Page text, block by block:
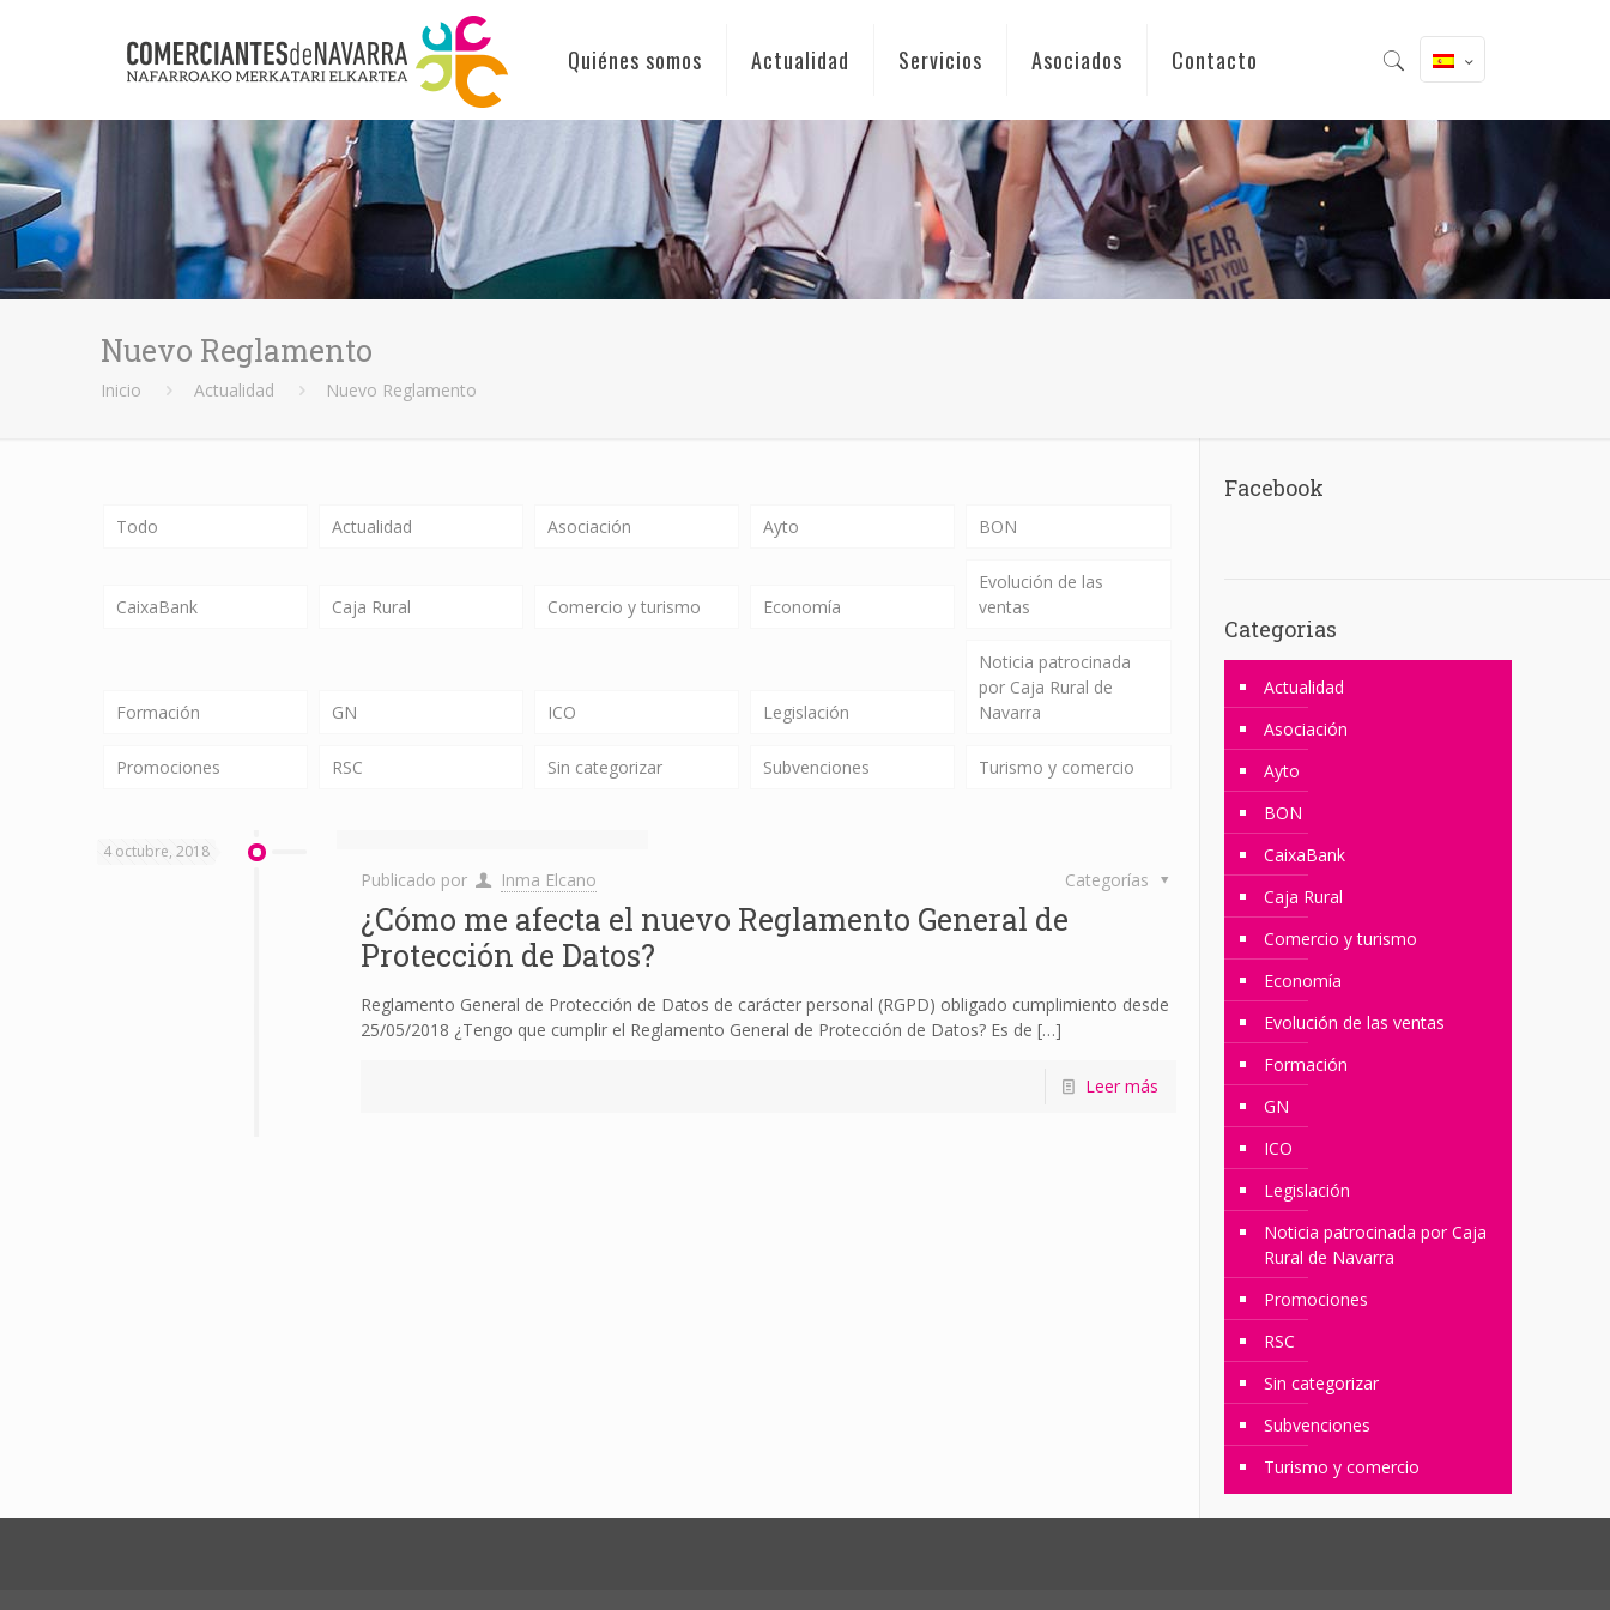
Quiénes somos Actualidad Servicios Asociados Contacto
Nuevo Reglamento
Inicio Actualidad Nuevo Reglamento
Todo Actualidad Asociación Ayto BON
CaixaBank Caja Rural Comercio y turismo Economía
Evolución de las
ventas
Formación GN ICO Legislación
Noticia patrocinada
por Caja Rural de
Navarra
Promociones RSC Sin categorizar Subvenciones Turismo y comercio
4 octubre, 2018
Publicado por Inma Elcano Categorías
¿Cómo me afecta el nuevo Reglamento General de
Protección de Datos?
Reglamento General de Protección de Datos de carácter personal (RGPD) obligado cumplimiento desde
25/05/2018 ¿Tengo que cumplir el Reglamento General de Protección de Datos? Es de […]
Leer más
Facebook
Categorias
Actualidad
Asociación
Ayto
BON
CaixaBank
Caja Rural
Comercio y turismo
Economía
Evolución de las ventas
Formación
GN
ICO
Legislación
Noticia patrocinada por Caja
Rural de Navarra
Promociones
RSC
Sin categorizar
Subvenciones
Turismo y comercio